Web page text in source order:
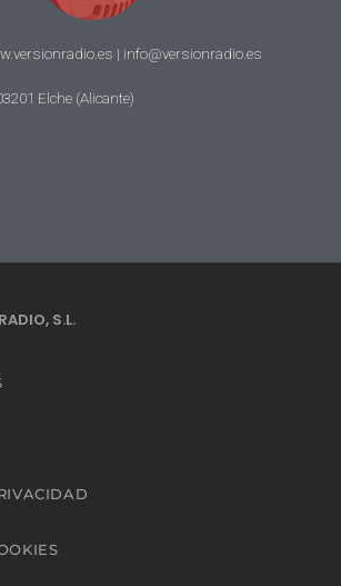
| info@versionradio.es
Elche (Alicante)
S.L.